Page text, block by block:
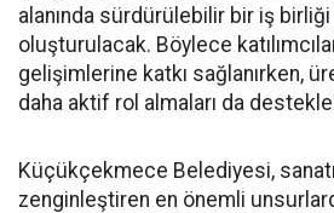
alanında sürdürülebilir bir iş
oluşturulacak. Böylece
gelişimlerine katkı sağlanırken,
daha aktif rol almaları da
Küçükçekmece Belediyesi,
zenginleştiren en önemli